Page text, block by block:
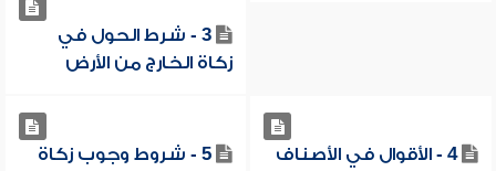
3 - شرط الحول في
زكاة الخارج من الأرض
4 - الأقوال في الأصناف
5 - شروط وجوب زكاة